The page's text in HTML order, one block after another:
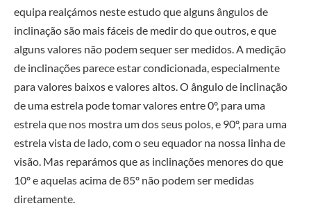
equipa realçámos neste estudo que alguns ângulos de
inclinação são mais fáceis de medir do que outros, e que
alguns valores não podem sequer ser medidos. A medição
de inclinações parece estar condicionada, especialmente
para valores baixos e valores altos. O ângulo de inclinação
de uma estrela pode tomar valores entre 0º, para uma
estrela que nos mostra um dos seus polos, e 90º, para uma
estrela vista de lado, com o seu equador na nossa linha de
visão. Mas reparámos que as inclinações menores do que
10º e aquelas acima de 85º não podem ser medidas
diretamente.